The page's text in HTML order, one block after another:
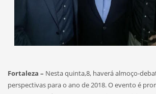
Fortaleza – Nesta quinta,8, haverá almoço-
perspectivas para o ano de 2018. O evento é